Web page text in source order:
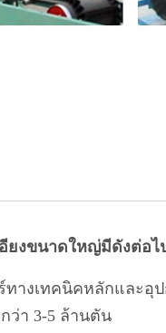
ยงขนาดใหญ่มีดังต่อไ
างเทคนิคหลักและ
ว่า 3-5 ล้านตัน